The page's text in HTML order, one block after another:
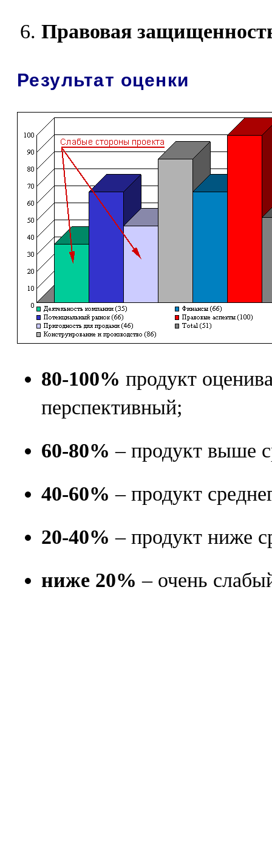
Правовая
Результат оценки
80-100% продукт
перспективный;
60-80% – продукт выше
40-60% – продукт
20-40% – продукт ниже
ниже 20% – очень